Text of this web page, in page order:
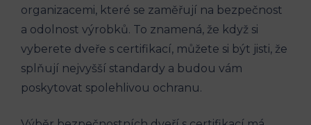
organizacemi, které se zaměřují na bezpečnost
a odolnost výrobků. To znamená, že když si
vyberete dveře s certifikací, můžete si být jisti, že
splňují nejvyšší standardy a budou vám
poskytovat spolehlivou ochranu.